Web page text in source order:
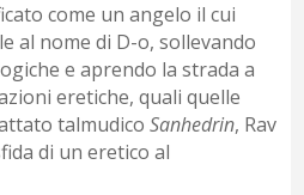
come un angelo il cui
al nome di D-o, sollevando
e aprendo la strada a
eretiche, quali quelle
talmudicoSanhedrin, Rav
di un eretico al